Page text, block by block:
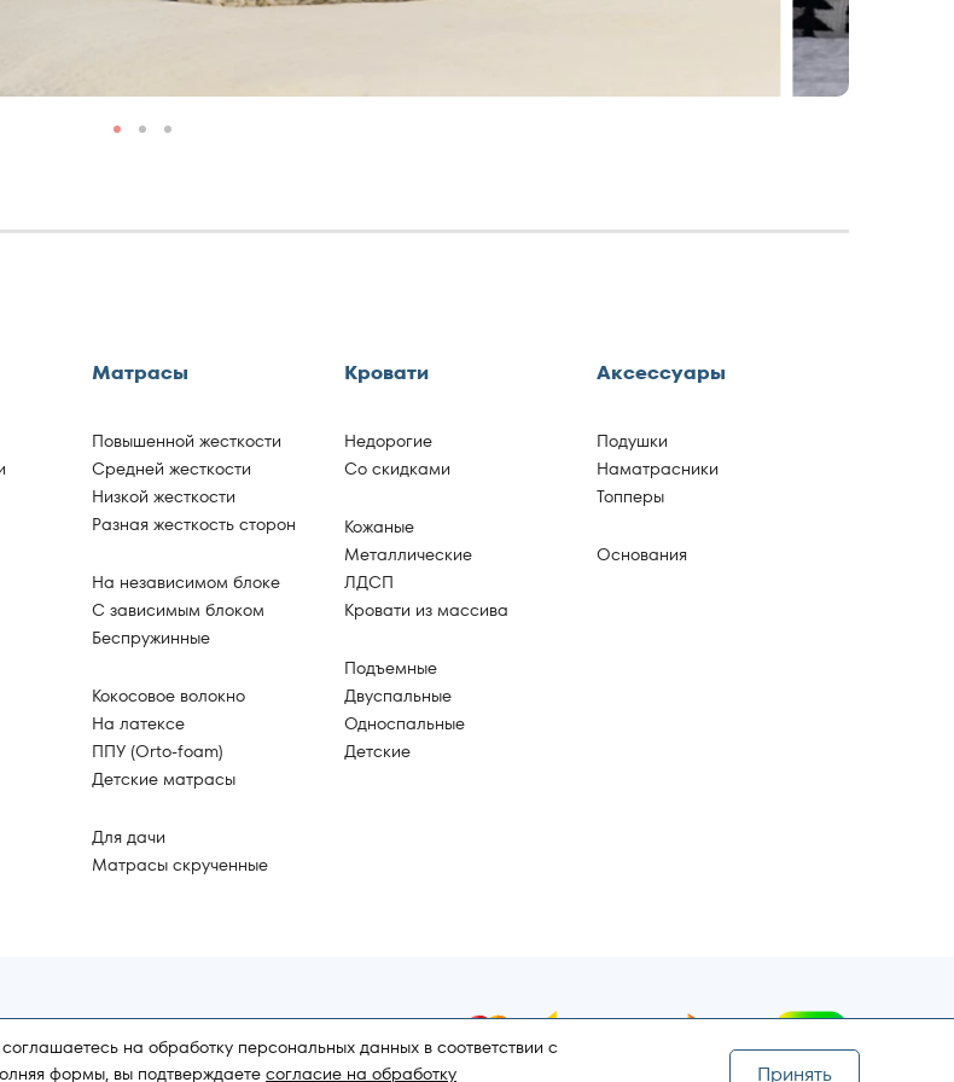
Матрасы
Повышенной жесткости
Средней жесткости
Низкой жесткости
Разная жесткость сторон
На независимом блоке
С зависимым блоком
Беспружинные
Кокосовое волокно
На латексе
ППУ (Orto-foam)
Детские матрасы
Для дачи
Матрасы скрученные
Кровати
Недорогие
Со скидками
Кожаные
Металлические
ЛДСП
Кровати из массива
Подъемные
Двуспальные
Односпальные
Детские
Аксессуары
Подушки
Наматрасники
Топперы
Основания
на обработку персональных данных в соответствии с
формы, вы подтверждаете согласие на обработку Принять